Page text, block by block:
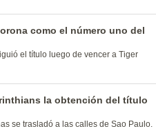
como el número uno del
el título luego de vencer a Tiger
la obtención del título
se trasladó a las calles de Sao Paulo.